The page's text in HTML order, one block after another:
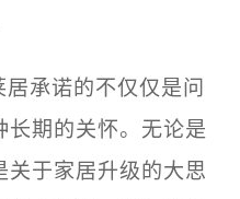
承诺的不仅仅是问
长期的关怀。无论是
关于家居升级的大思